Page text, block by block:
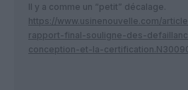
Il y a comme un “petit” décalage.
https://www.usinenouvelle.com/
rapport-final-souligne-des-
conception-et-la-